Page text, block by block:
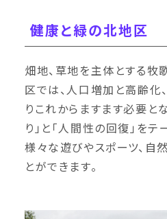
健康と緑の北地区
畑地、草地を主体とする
区では、人口増加と高齢化
りこれからますます必要と
り」と「人間性の回復」を
様々な遊びやスポーツ、自
とができます。